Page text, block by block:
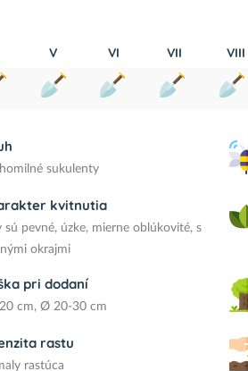
V VI VII VIII
sukulenty
kvitnutia
sú pevné, úzke, mierne oblúkovité, s
okrajmi
pri dodaní
cm, Ø 20-30 cm
rastu
rastúca